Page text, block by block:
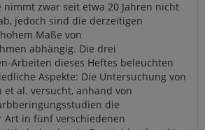
nimmt zwar seit etwa 20 Jahren nicht
jedoch sind die derzeitigen
Maße von
abhängig. Die drei
Arbeiten dieses Heftes beleuchten
Aspekte: Die Untersuchung von
et al. versucht, anhand von
die
Art in fünf verschiedenen